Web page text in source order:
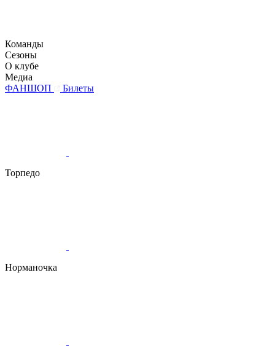
Команды
Сезоны
О клубе
Медиа
ФАНШОП
Билеты
Торпедо
Норманочка